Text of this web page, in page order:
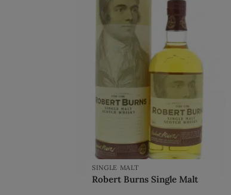
SINGLE MALT
Robert Burns Single Malt